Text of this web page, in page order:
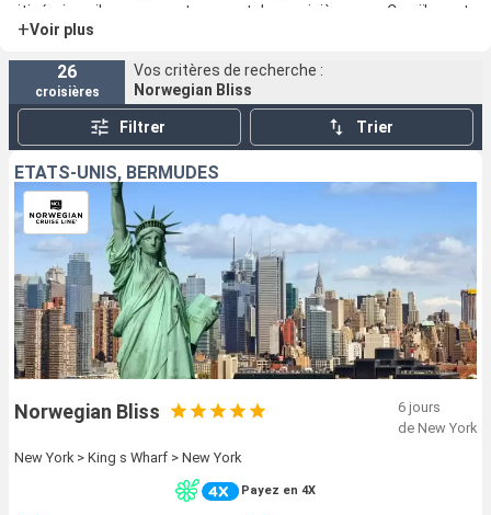
itinéraires, il propose notamment des croisières aux Caraïbes et
des croisières en Alaska.
+Voir plus
26
croisières
Vos critères de recherche :
Norwegian Bliss
Filtrer Trier
ÉTATS-UNIS, BERMUDES
Norwegian Bliss
6 jours
de New York
New York > King s Wharf > New York
Payez en 4X